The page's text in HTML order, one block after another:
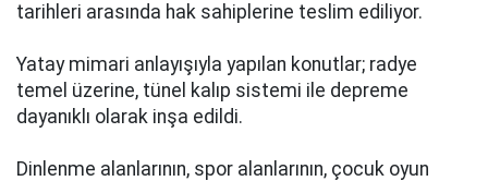
tarihleri arasında hak sahiplerine teslim ediliyor.
Yatay mimari anlayışıyla yapılan konutlar; radye
temel üzerine, tünel kalıp sistemi ile depreme
dayanıklı olarak inşa edildi.
Dinlenme alanlarının, spor alanlarının, çocuk oyun